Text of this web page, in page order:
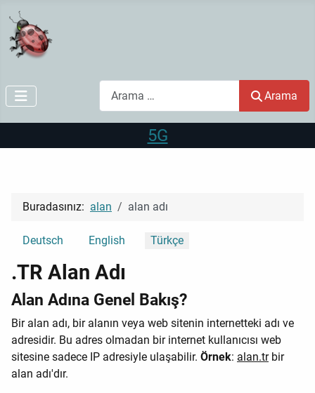
Arama
5G
Buradasınız: alan alan adı
Dilinizi seçin
Deutsch English Türkçe
.TR Alan Adı
Alan Adına Genel Bakış?
Bir alan adı, bir alanın veya web sitenin internetteki adı ve
adresidir. Bu adres olmadan bir internet kullanıcısı web
sitesine sadece IP adresiyle ulaşabilir. Örnek: alan.trbir
alan adı'dır.